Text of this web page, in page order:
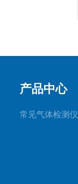
产品中心
常见气体检测仪